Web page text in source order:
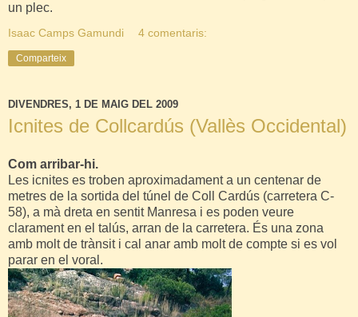
un plec.
Isaac Camps Gamundi 4 comentaris:
Comparteix
DIVENDRES, 1 DE MAIG DEL 2009
Icnites de Collcardús (Vallès Occidental)
Com arribar-hi.
Les icnites es troben aproximadament a un centenar de
metres de la sortida del túnel de Coll Cardús (carretera C-
58), a mà dreta en sentit Manresa i es poden veure
clarament en el talús, arran de la carretera. És una zona
amb molt de trànsit i cal anar amb molt de compte si es vol
parar en el voral.